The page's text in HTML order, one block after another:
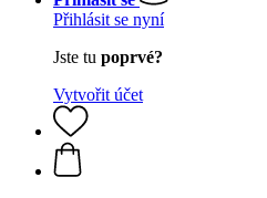
Přihlásit se nyní
Jste tu poprvé?
Vytvořit účet